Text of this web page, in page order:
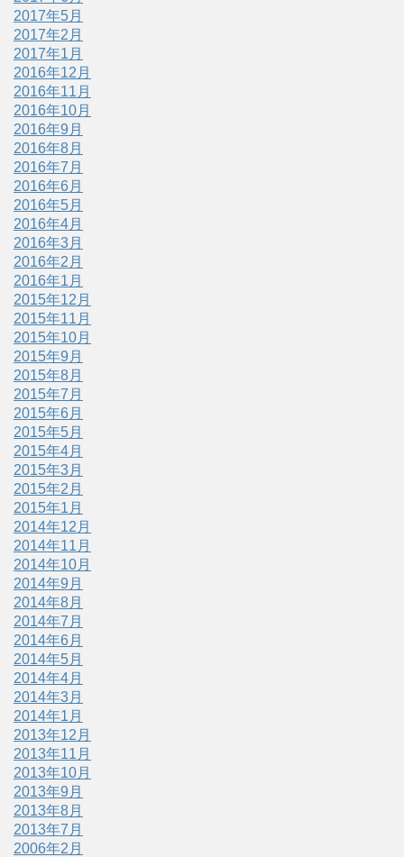
2017年5月
2017年2月
2017年1月
2016年12月
2016年11月
2016年10月
2016年9月
2016年8月
2016年7月
2016年6月
2016年5月
2016年4月
2016年3月
2016年2月
2016年1月
2015年12月
2015年11月
2015年10月
2015年9月
2015年8月
2015年7月
2015年6月
2015年5月
2015年4月
2015年3月
2015年2月
2015年1月
2014年12月
2014年11月
2014年10月
2014年9月
2014年8月
2014年7月
2014年6月
2014年5月
2014年4月
2014年3月
2014年1月
2013年12月
2013年11月
2013年10月
2013年9月
2013年8月
2013年7月
2006年2月